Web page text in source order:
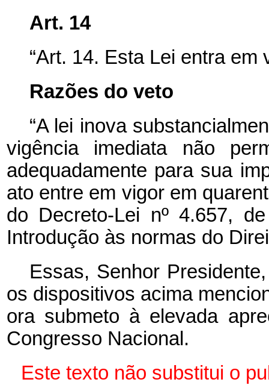
Art. 14
“Art. 14. Esta Lei entra em
Razões do veto
“A lei inova
vigência imediata não
adequadamente para sua
ato entre em vigor em
do Decreto-Lei nº 4.657,
Introdução às normas do
Essas, Senhor
os dispositivos acima
ora submeto à elevada
Congresso Nacional.
Este texto não substitui o